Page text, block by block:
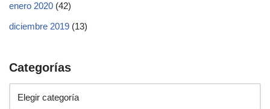
enero 2020 (42)
diciembre 2019 (13)
Categorías